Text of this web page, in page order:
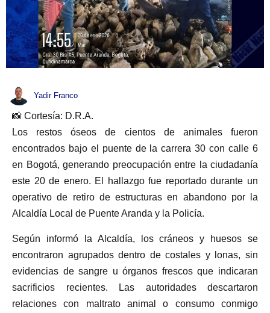
Yadir Franco
📸 Cortesía: D.R.A.
Los restos óseos de cientos de animales fueron
encontrados bajo el puente de la carrera 30 con calle 6
en Bogotá, generando preocupación entre la ciudadanía
este 20 de enero. El hallazgo fue reportado durante un
operativo de retiro de estructuras en abandono por la
Alcaldía Local de Puente Aranda y la Policía.
Según informó la Alcaldía, los cráneos y huesos se
encontraron agrupados dentro de costales y lonas, sin
evidencias de sangre u órganos frescos que indicaran
sacrificios recientes. Las autoridades descartaron
relaciones con maltrato animal o consumo conmigo